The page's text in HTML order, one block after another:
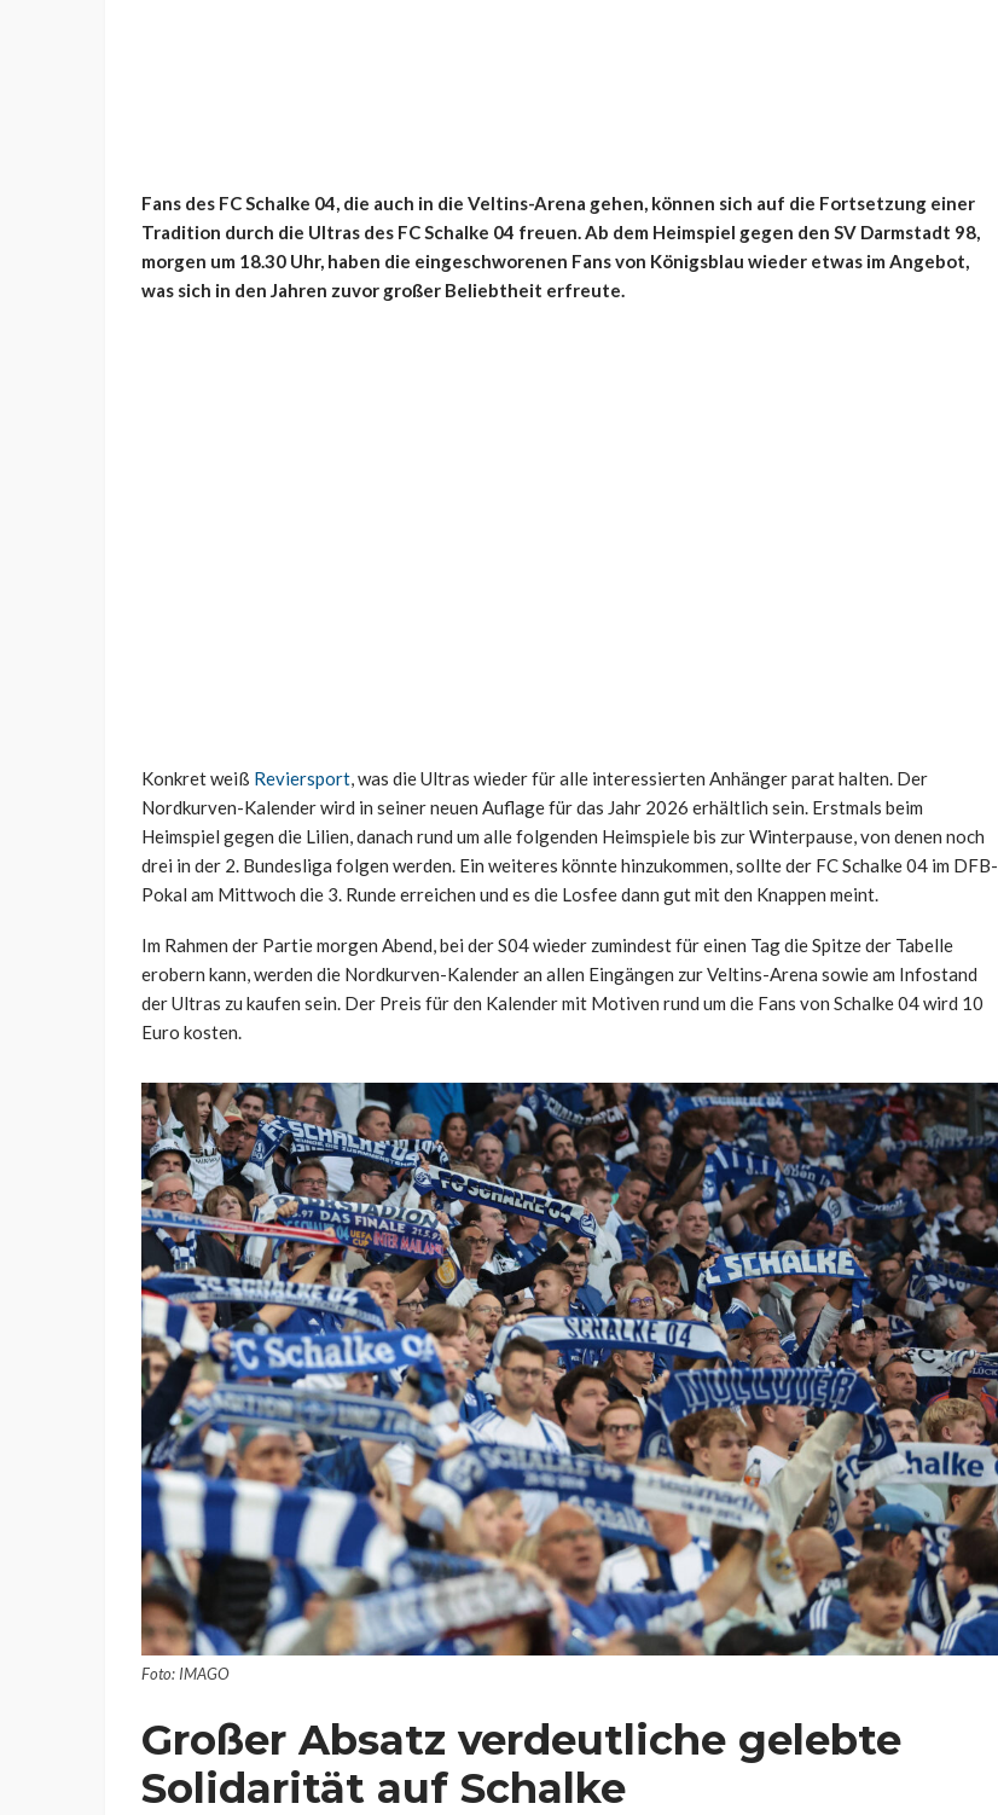
Fans des FC Schalke 04, die auch in die Veltins-Arena gehen, können sich auf die Fortsetzung einer
Tradition durch die Ultras des FC Schalke 04 freuen. Ab dem Heimspiel gegen den SV Darmstadt 98,
morgen um 18.30 Uhr, haben die eingeschworenen Fans von Königsblau wieder etwas im Angebot,
was sich in den Jahren zuvor großer Beliebtheit erfreute.
Konkret weiß Reviersport, was die Ultras wieder für alle interessierten Anhänger parat halten. Der
Nordkurven-Kalender wird in seiner neuen Auflage für das Jahr 2026 erhältlich sein. Erstmals beim
Heimspiel gegen die Lilien, danach rund um alle folgenden Heimspiele bis zur Winterpause, von denen noch
drei in der 2. Bundesliga folgen werden. Ein weiteres könnte hinzukommen, sollte der FC Schalke 04 im DFB-
Pokal am Mittwoch die 3. Runde erreichen und es die Losfee dann gut mit den Knappen meint.
Im Rahmen der Partie morgen Abend, bei der S04 wieder zumindest für einen Tag die Spitze der Tabelle
erobern kann, werden die Nordkurven-Kalender an allen Eingängen zur Veltins-Arena sowie am Infostand
der Ultras zu kaufen sein. Der Preis für den Kalender mit Motiven rund um die Fans von Schalke 04 wird 10
Euro kosten.
Foto: IMAGO
Großer Absatz verdeutliche gelebte
Solidarität auf Schalke